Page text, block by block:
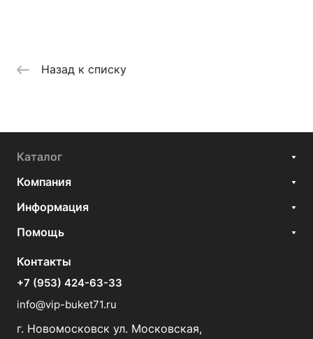
Назад к списку
Каталог
Компания
Информация
Помощь
Контакты
+7 (953) 424-63-33
info@vip-buket71.ru
г. Новомосковск ул. Московская,